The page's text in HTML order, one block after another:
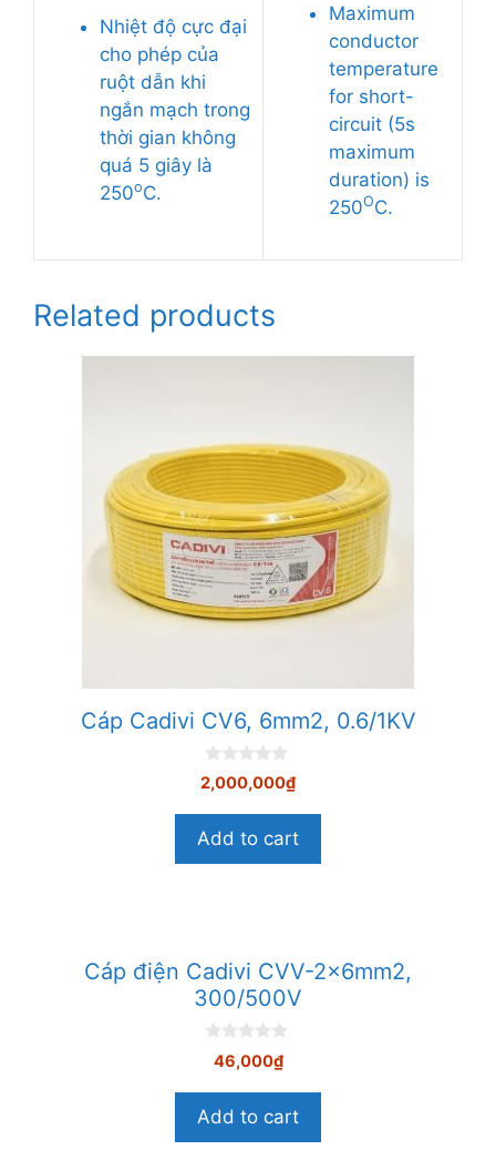
Nhiệt độ cực đại
cho phép của
ruột dẫn khi
ngắn mạch trong
thời gian không
quá 5 giây là
250oC.
Maximum
conductor
temperature
for short-
circuit (5s
maximum
duration) is
250OC.
Related products
Cáp Cadivi CV6, 6mm2, 0.6/1KV
0
n
à
5
2,000,000₫
Add to cart
Cáp điện Cadivi CVV-2×6mm2,
300/500V
à
5
46,000₫
Add to cart